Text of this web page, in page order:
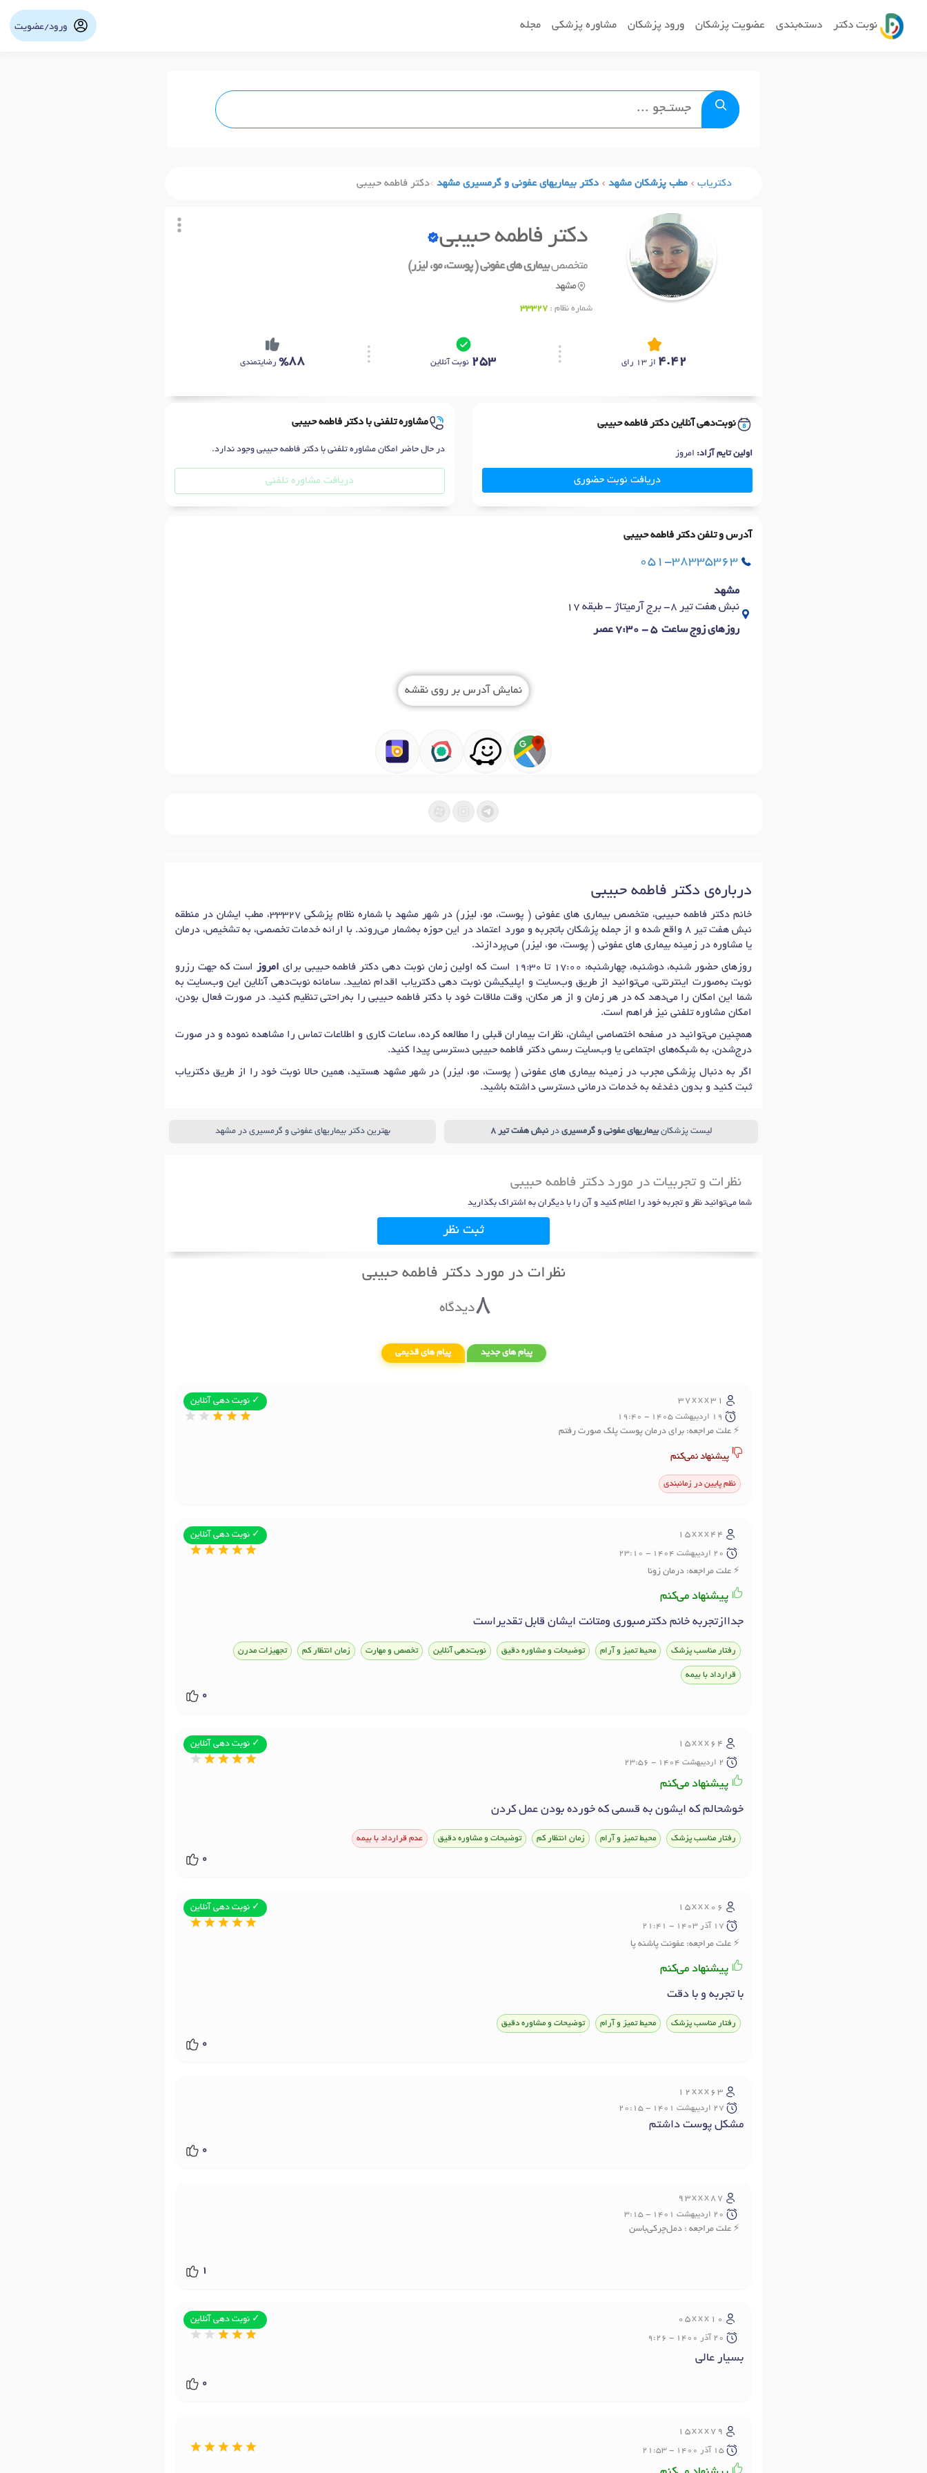
نوبت دکتر دسته‌بندی عضویت پزشکان ورود پزشکان مشاوره پزشکی مجله ورود/عضویت
دکتریاب مطب پزشکان مشهد دکتر بیماریهای عفونی و گرمسیری مشهد دکتر فاطمه حبیبی
دکتر فاطمه حبیبی
متخصصبیماری های عفونی ( پوست، مو، لیزر)
مشهد
شماره نظام :33327
4.42 از 13 رای 253 نوبت آنلاین %88 رضایتمندی
نوبت‌دهی آنلاین دکتر فاطمه حبیبی
اولین تایم آزاد: امروز
دریافت نوبت حضوری
مشاوره تلفنی با دکتر فاطمه حبیبی
در حال حاضر امکان مشاوره تلفنی با دکتر فاطمه حبیبی وجود ندارد.
دریافت مشاوره تلفنی
آدرس و تلفن دکتر فاطمه حبیبی
051-38335363
مشهد
نبش هفت تیر 8- برج آرمیتاژ - طبقه 17
روزهای زوج ساعت 5 - 7:30 عصر
نمایش آدرس بر روی نقشه
درباره‌ی دکتر فاطمه حبیبی
خانم دکتر فاطمه حبیبی، متخصص بیماری های عفونی ( پوست، مو، لیزر) در شهر مشهد با شماره نظام پزشکی 33327، مطب ایشان در منطقه
نبش هفت تیر 8 واقع شده و از جمله پزشکان باتجربه و مورد اعتماد در این حوزه به‌شمار می‌روند. با ارائه خدمات تخصصی، به تشخیص، درمان
یا مشاوره در زمینه بیماری های عفونی ( پوست، مو، لیزر) می‌پردازند.
روزهای حضور شنبه، دوشنبه، چهارشنبه: 17:00 تا 19:30 است که اولین زمان نوبت دهی دکتر فاطمه حبیبی برای
امروز
است که جهت رزرو
نوبت به‌صورت اینترنتی، می‌توانید از طریق وب‌سایت و اپلیکیشن نوبت دهی دکتریاب اقدام نمایید. سامانه نوبت‌دهی آنلاین این وب‌سایت به
شما این امکان را می‌دهد که در هر زمان و از هر مکان، وقت ملاقات خود با دکتر فاطمه حبیبی را به‌راحتی تنظیم کنید. در صورت فعال بودن،
امکان مشاوره تلفنی نیز فراهم است.
همچنین می‌توانید در صفحه اختصاصی ایشان، نظرات بیماران قبلی را مطالعه کرده، ساعات کاری و اطلاعات تماس را مشاهده نموده و در صورت
درج‌شدن، به شبکه‌های اجتماعی یا وب‌سایت رسمی دکتر فاطمه حبیبی دسترسی پیدا کنید.
اگر به دنبال پزشکی مجرب در زمینه بیماری های عفونی ( پوست، مو، لیزر) در شهر مشهد هستید، همین حالا نوبت خود را از طریق دکتریاب
ثبت کنید و بدون دغدغه به خدمات درمانی دسترسی داشته باشید.
لیست پزشکانبیماریهای عفونی و گرمسیری درنبش هفت تیر 8 بهترین دکتر بیماریهای عفونی و گرمسیری در مشهد
نظرات و تجربیات در مورد دکتر فاطمه حبیبی
شما می‌توانید نظر و تجربه خود را اعلام کنید و آن را با دیگران به اشتراک بگذارید
ثبت نظر
نظرات در مورد دکتر فاطمه حبیبی
8دیدگاه
پیام های جدید پیام های قدیمی
37xxx31 ✓ نوبت دهی آنلاین
19 ارديبهشت 1405 - 19:40
علت مراجعه: برای درمان پوست پلک صورت رفتم
پیشنهاد نمی‌کنم
نظم پایین در زمانبندی
15xxx44 ✓ نوبت دهی آنلاین
20 ارديبهشت 1404 - 23:10
علت مراجعه: درمان زونا
پیشنهاد می‌کنم
جداازتجربه خانم دکترصبوري ومتانت ايشان قابل تقديراست
رفتار مناسب پزشک محیط تمیز و آرام توضیحات و مشاوره دقیق نوبت‌دهی آنلاین تخصص و مهارت زمان انتظار کم تجهیزات مدرن
قرارداد با بیمه
0
15xxx64 ✓ نوبت دهی آنلاین
2 ارديبهشت 1404 - 23:56
پیشنهاد می‌کنم
خوشحالم که ايشون به قسمي که خورده بودن عمل کردن
رفتار مناسب پزشک محیط تمیز و آرام زمان انتظار کم توضیحات و مشاوره دقیق عدم قرارداد با بیمه
0
15xxx06 ✓ نوبت دهی آنلاین
17 آذر 1403 - 21:41
علت مراجعه: عفونت پاشنه پا
پیشنهاد می‌کنم
با تجربه و با دقت
رفتار مناسب پزشک محیط تمیز و آرام توضیحات و مشاوره دقیق
0
12xxx63
27 ارديبهشت 1401 - 20:15
مشکل پوست داشتم
0
93xxx87
20 ارديبهشت 1401 - 3:15
علت مراجعه : دمل‌چرکي‌باسن
1
05xxx10 ✓ نوبت دهی آنلاین
20 آذر 1400 - 9:26
بسيار عالي
0
15xxx79
15 آذر 1400 - 21:53